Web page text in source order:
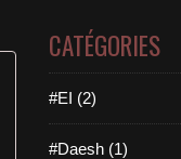
CATÉGORIES
#EI (2)
#Daesh (1)